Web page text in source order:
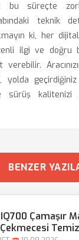
süreçte
teknik
ki, her
ilgi ve doğru
yolda
sürüş kalitenizi
BENZER
Çamaşır